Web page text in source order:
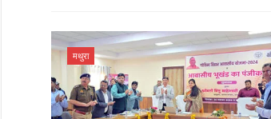
मथुरा